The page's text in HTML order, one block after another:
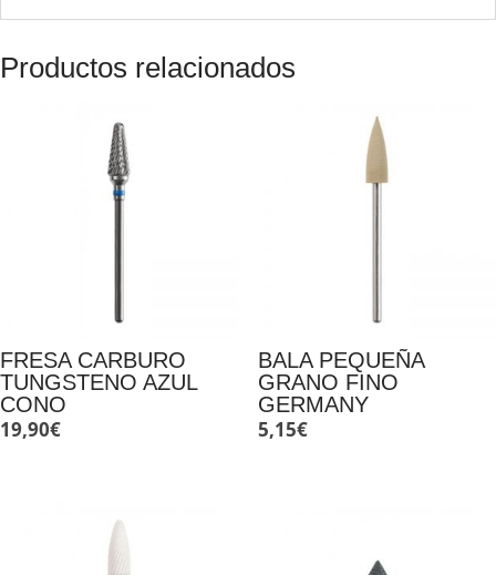
Productos relacionados
FRESA CARBURO
TUNGSTENO AZUL
CONO
19,90€
BALA PEQUEÑA
GRANO FINO
GERMANY
5,15€